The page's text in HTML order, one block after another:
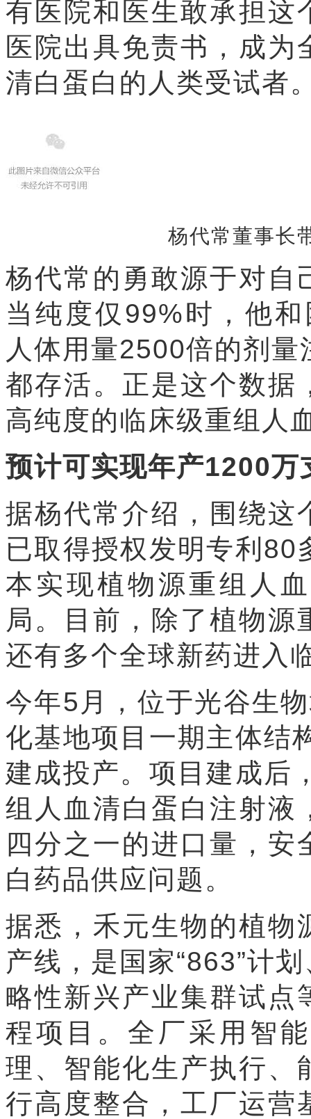
有医院和医生敢承担这
医院出具免责书，成为
清白蛋白的人类受试者
杨代常董事长
杨代常的勇敢源于对自
当纯度仅99%时，他
人体用量2500倍的剂
都存活。正是这个数据
高纯度的临床级重组人
预计可实现年产1200万
据杨代常介绍，围绕这
已取得授权发明专利80
本实现植物源重组人
局。目前，除了植物
还有多个全球新药进入
今年5月，位于光谷生
化基地项目一期主体结
建成投产。项目建成后
组人血清白蛋白注射液
四分之一的进口量，
白药品供应问题。
据悉，禾元生物的植物
产线，是国家“863”计
略性新兴产业集群试点
程项目。全厂采用智
理、智能化生产执行、
行高度整合，工厂运营